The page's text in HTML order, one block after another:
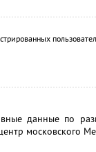
данные по
московского